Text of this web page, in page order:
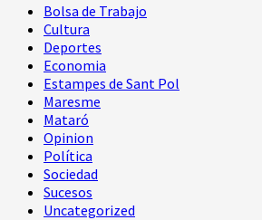
Bolsa de Trabajo
Cultura
Deportes
Economia
Estampes de Sant Pol
Maresme
Mataró
Opinion
Política
Sociedad
Sucesos
Uncategorized